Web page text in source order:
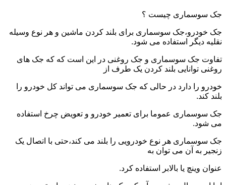
جک سوسماری چیست ؟
جک خودرو،جک سوسماری برای بلند کردن ماشین و هر نوع وسیله
نقلیه دیگر استفاده می شود.
تفاوت جک سوسماری و جک روغنی در این است که که جک های
روغنی توانایی بلند کردن یک طرف از
خودرو را دارد در حالی که جک سوسماری می تواند کل خودرو را
بلند کند.
جک سوسماری عموما برای تعمیر خودرو و تعویض چرخ استفاده
می شود.
جک سوسماری هر نوع خودرویی را بلند می کند،حتی با اتصال یک
زنجیر به آن می توان به
عنوان وینچ یا بالابر استفاده کرد.